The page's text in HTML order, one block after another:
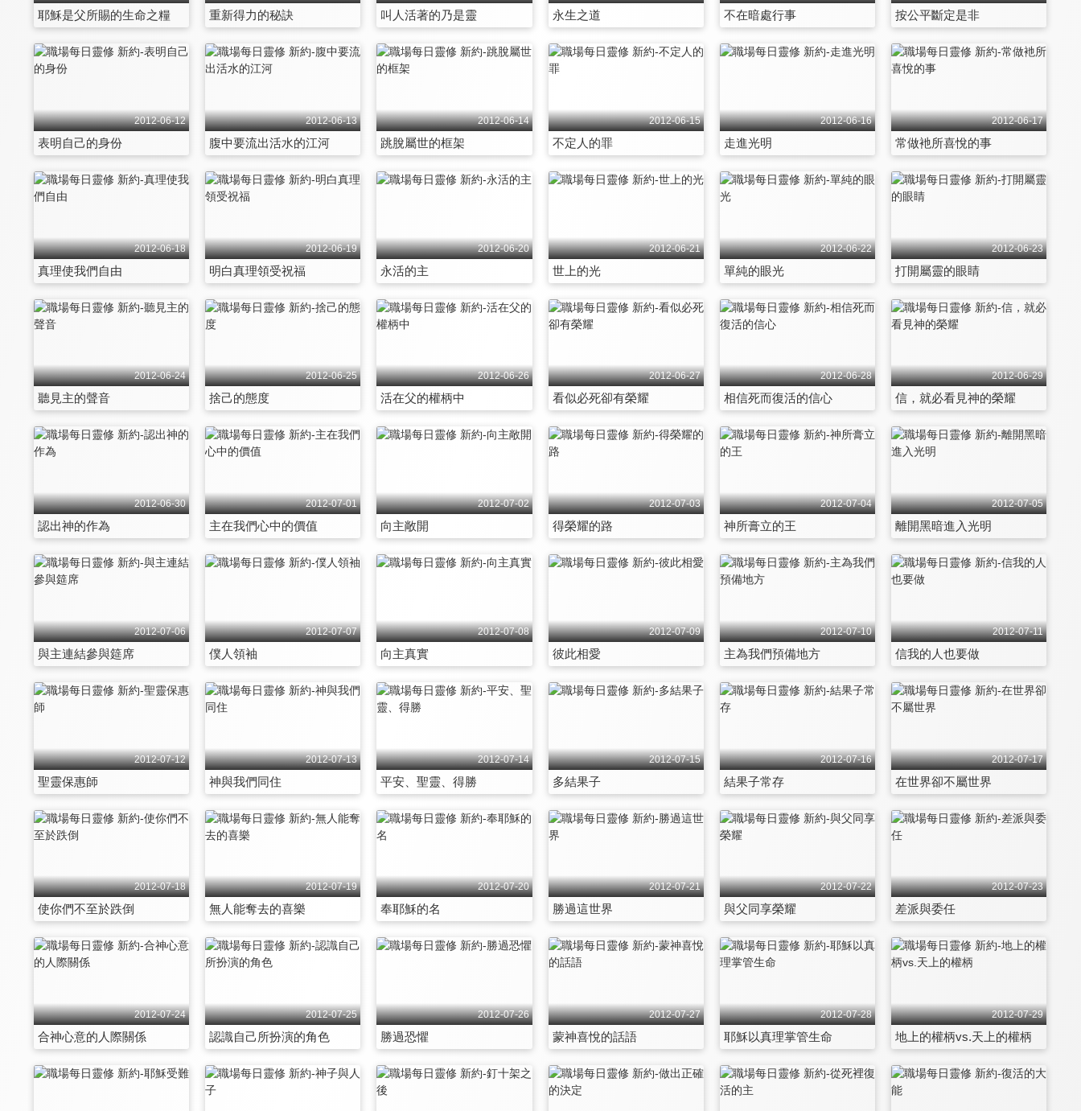
耶穌是父所賜的生命之糧 重新得力的秘訣 叫人活著的乃是靈 永生之道 不在暗處行事 按公平斷定是非
2012-06-12
表明自己的身份
2012-06-13
腹中要流出活水的江河
2012-06-14
跳脫屬世的框架
2012-06-15
不定人的罪
2012-06-16
走進光明
2012-06-17
常做衪所喜悅的事
2012-06-18
真理使我們自由
2012-06-19
明白真理領受祝福
2012-06-20
永活的主
2012-06-21
世上的光
2012-06-22
單純的眼光
2012-06-23
打開屬靈的眼睛
2012-06-24
聽見主的聲音
2012-06-25
捨己的態度
2012-06-26
活在父的權柄中
2012-06-27
看似必死卻有榮耀
2012-06-28
相信死而復活的信心
2012-06-29
信，就必看見神的榮耀
2012-06-30
認出神的作為
2012-07-01
主在我們心中的價值
2012-07-02
向主敞開
2012-07-03
得榮耀的路
2012-07-04
神所膏立的王
2012-07-05
離開黑暗進入光明
2012-07-06
與主連結參與筵席
2012-07-07
僕人領袖
2012-07-08
向主真實
2012-07-09
彼此相愛
2012-07-10
主為我們預備地方
2012-07-11
信我的人也要做
2012-07-12
聖靈保惠師
2012-07-13
神與我們同住
2012-07-14
平安、聖靈、得勝
2012-07-15
多結果子
2012-07-16
結果子常存
2012-07-17
在世界卻不屬世界
2012-07-18
使你們不至於跌倒
2012-07-19
無人能奪去的喜樂
2012-07-20
奉耶穌的名
2012-07-21
勝過這世界
2012-07-22
與父同享榮耀
2012-07-23
差派與委任
2012-07-24
合神心意的人際關係
2012-07-25
認識自己所扮演的角色
2012-07-26
勝過恐懼
2012-07-27
蒙神喜悅的話語
2012-07-28
耶穌以真理掌管生命
2012-07-29
地上的權柄vs.天上的權柄